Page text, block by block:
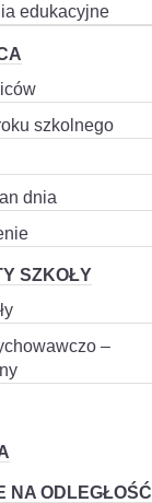
edukacyjne
szkolnego
dnia
SZKOŁY
–
NA ODLEGŁOŚĆ